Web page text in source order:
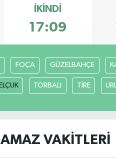
İKINDI
17:09
FOÇA GÜZELBAHÇE
TORBALI TİRE
VAKITLERI